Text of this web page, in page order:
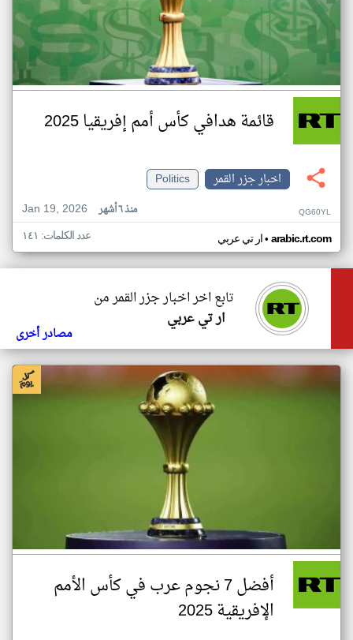
قائمة هدافي كأس أمم إفريقيا 2025
اخبار جزر القمر
Politics
Jan 19, 2026
منذ ٦ أشهر QG60YL
ار تي عربي• arabic.rt.com عدد الكلمات: ١٤١
تابع اخر اخبار جزر القمر من
ار تي عربي
مصادر أخرى
أفضل 7 نجوم عرب في كأس الأمم
الإفريقية 2025